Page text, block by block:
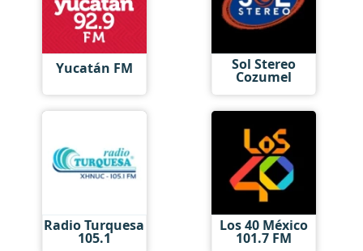
Yucatán FM Sol Stereo
Cozumel
Radio Turquesa
105.1
Los 40 México
101.7 FM